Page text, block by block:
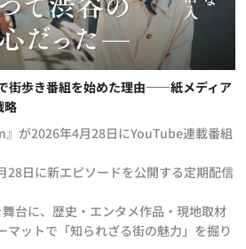
街歩き番組を始めた理由——紙メディア
略
』が2026年4月28日にYouTube連載番組
28日に新エピソードを公開する定期配信
台に、歴史・エンタメ作品・現地取材
マットで「知られざる街の魅力」を掘り